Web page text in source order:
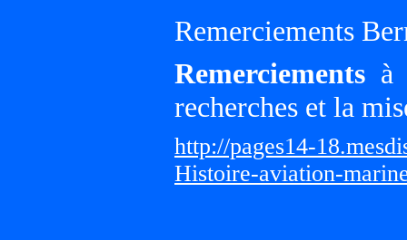
Remerciements
Remerciements à
recherches et la
http://pages14-
Histoire-aviation-